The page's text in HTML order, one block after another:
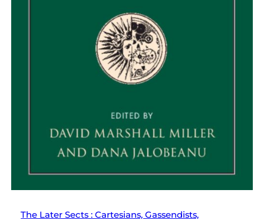
The Later Sects : Cartesians, Gassendists,